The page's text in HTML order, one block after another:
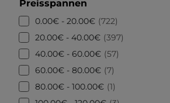
Preisspannen
0.00€ - 20.00€ 722
20.00€ - 40.00€ 397
40.00€ - 60.00€ 57
60.00€ - 80.00€ 7
80.00€ - 100.00€ 1